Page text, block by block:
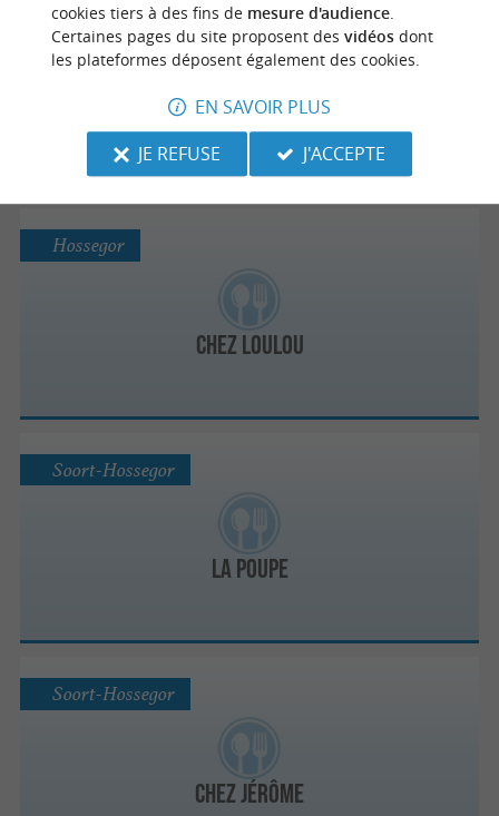
Lake House
Hossegor
Chez Loulou
Hossegor
La Poupe
Soort-Hossegor
Chez Jérôme
Soort-Hossegor
cookies tiers à des fins de mesure d'audience.
Certaines pages du site proposent des vidéosdont
les plateformes déposent également des cookies.
EN SAVOIR PLUS
JE REFUSE
J'ACCEPTE